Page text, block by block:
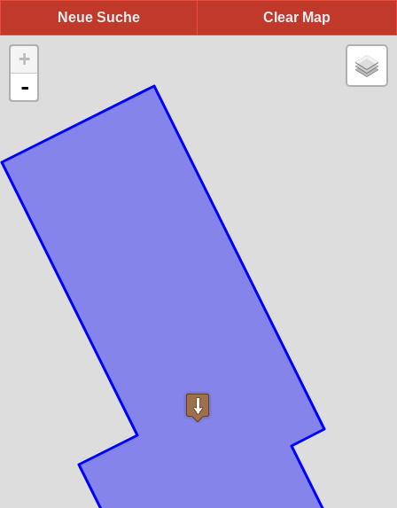
Clear Map
Neue Suche
+
-